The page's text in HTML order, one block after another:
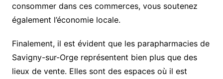
consommer dans ces commerces, vous soutenez
également l’économie locale.
Finalement, il est évident que les parapharmacies de
Savigny-sur-Orge représentent bien plus que des
lieux de vente. Elles sont des espaces où il est